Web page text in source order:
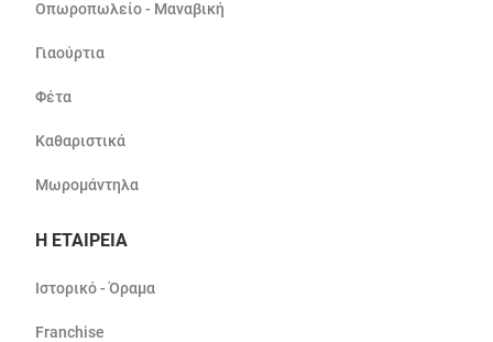
Οπωροπωλείο - Μαναβική
Γιαούρτια
Φέτα
Καθαριστικά
Μωρομάντηλα
Η ΕΤΑΙΡΕΙΑ
Ιστορικό - Όραμα
Franchise